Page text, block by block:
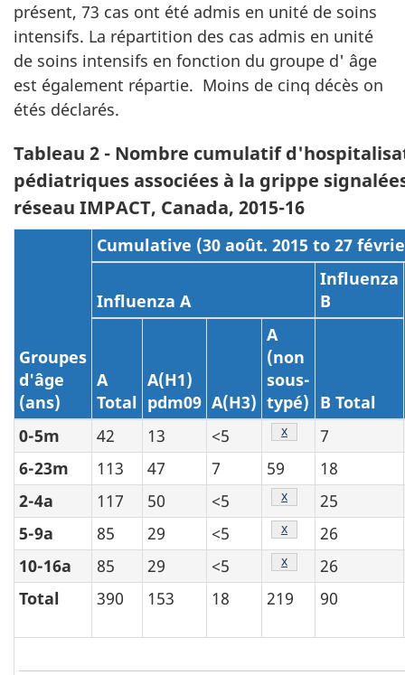
présent, 73 cas ont été admis en unité de soins
intensifs. La répartition des cas admis en unité
de soins intensifs en fonction du groupe d' âge
est également répartie. Moins de cinq décès on
étés déclarés.
Tableau 2 - Nombre cumulatif
pédiatriques associées à la grippe
réseau IMPACT, Canada, 2015-16
Groupes
d'âge
(ans)
Cumulative (30 août. 2015 to 27
Influenza A
Influenza
B
A
Total
A(H1)
pdm09 A(H3)
A
(non
sous-
typé) B Total
0-5m
42 13 <5 Tableau 2 - Note
x
7
6-23m
113 47 7 59
18
2-4a
117 50 <5 Tableau 2 - Note
x
25
5-9a
85 29 <5 Tableau 2 - Note
x
26
10-16a
85 29 <5 Tableau 2 - Note
x
26
Total
390 153 18 219 90